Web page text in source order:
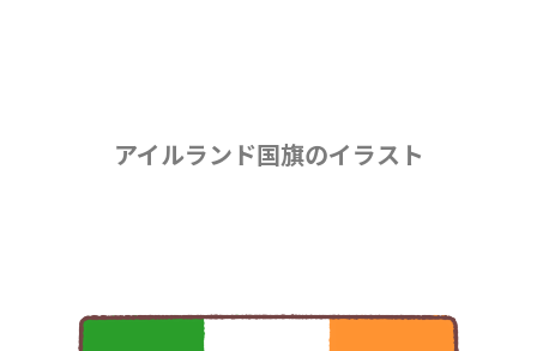
アイルランド国旗のイラスト